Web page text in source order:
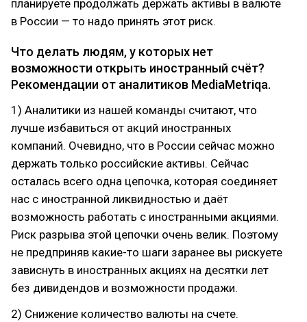
планируете продолжать держать активы в валюте
в России — то надо принять этот риск.
Что делать людям, у которых нет
возможности открыть иностранный счёт?
Рекомендации от аналитиков MediaMetriqa.
1) Аналитики из нашей команды считают, что
лучше избавиться от акций иностранных
компаний. Очевидно, что в России сейчас можно
держать только российские активы. Сейчас
осталась всего одна цепочка, которая соединяет
нас с иностранной ликвидностью и даёт
возможность работать с иностранными акциями.
Риск разрыва этой цепочки очень велик. Поэтому
не предприняв какие-то шаги заранее вы рискуете
зависнуть в иностранных акциях на десятки лет
без дивидендов и возможности продажи.
2) Снижение количество валюты на счете.